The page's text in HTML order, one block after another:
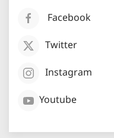
Facebook
Twitter
Instagram
Youtube